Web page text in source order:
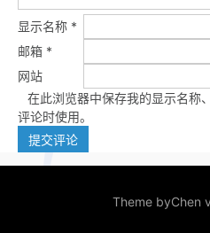
显示名称 *
邮箱 *
网站
在此浏览器中保存我的显示名称
评论时使用。
Theme byChen